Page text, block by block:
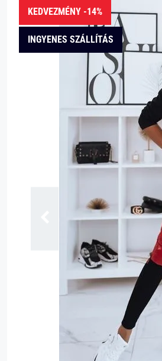
KEDVEZMÉNY -14%
INGYENES SZÁLLÍTÁS